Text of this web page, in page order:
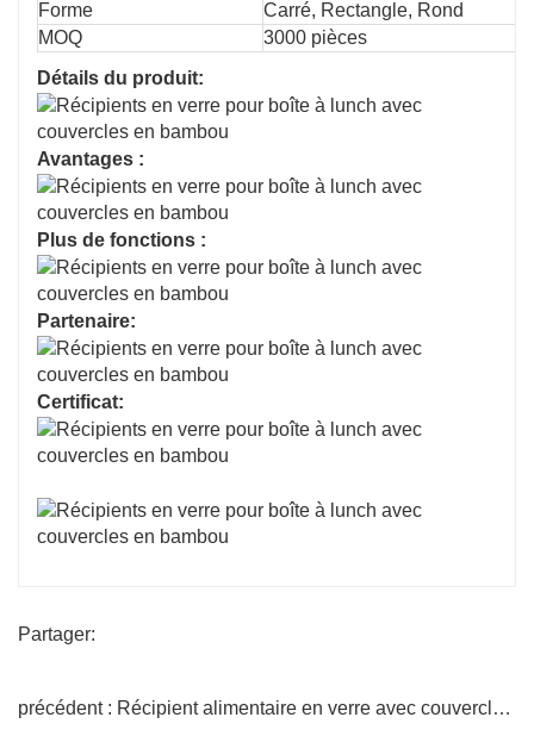
Forme
Carré, Rectangle, Rond
MOQ
3000 pièces
Détails du produit:
Avantages :
Plus de fonctions :
Partenaire:
Certificat:
Partager:
précédent : Récipient alimentaire en verre avec couvercle en bambou